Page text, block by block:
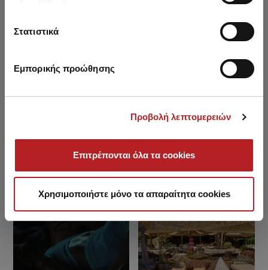
Στατιστικά
Εμπορικής προώθησης
Προβολή λεπτομερειών
Επιτρέπονται όλα τα cookies
Χρησιμοποιήστε μόνο τα απαραίτητα cookies
Minerva Blog